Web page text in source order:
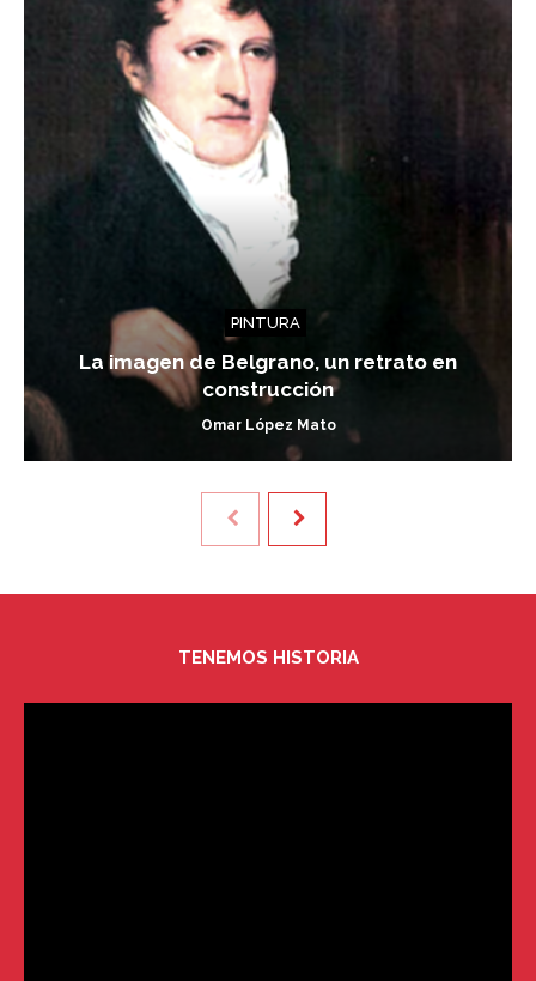
PINTURA
La imagen de Belgrano, un retrato en
construcción
Omar López Mato
TENEMOS HISTORIA